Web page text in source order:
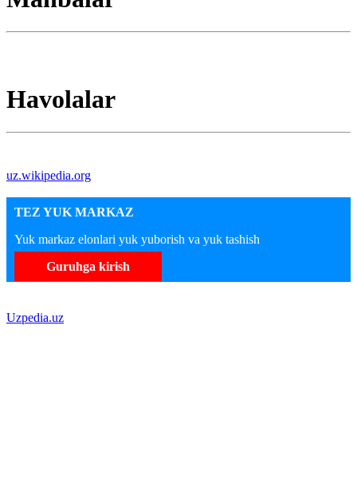
Havolalar
uz.wikipedia.org
TEZ YUK MARKAZ
Yuk markaz elonlari yuk yuborish va yuk tashish
Guruhga kirish
Uzpedia.uz